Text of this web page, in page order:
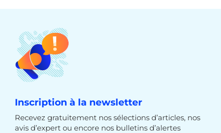
Inscription à la newsletter
Recevez gratuitement nos sélections d’articles, nos
avis d’expert ou encore nos bulletins d’alertes